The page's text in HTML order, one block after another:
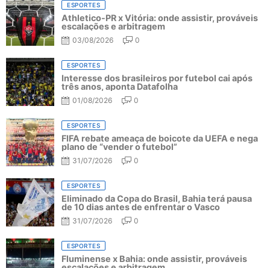
ESPORTES
Athletico-PR x Vitória: onde assistir, prováveis
escalações e arbitragem
03/08/2026 0
ESPORTES
Interesse dos brasileiros por futebol cai após
três anos, aponta Datafolha
01/08/2026 0
ESPORTES
FIFA rebate ameaça de boicote da UEFA e nega
plano de “vender o futebol”
31/07/2026 0
ESPORTES
Eliminado da Copa do Brasil, Bahia terá pausa
de 10 dias antes de enfrentar o Vasco
31/07/2026 0
ESPORTES
Fluminense x Bahia: onde assistir, prováveis